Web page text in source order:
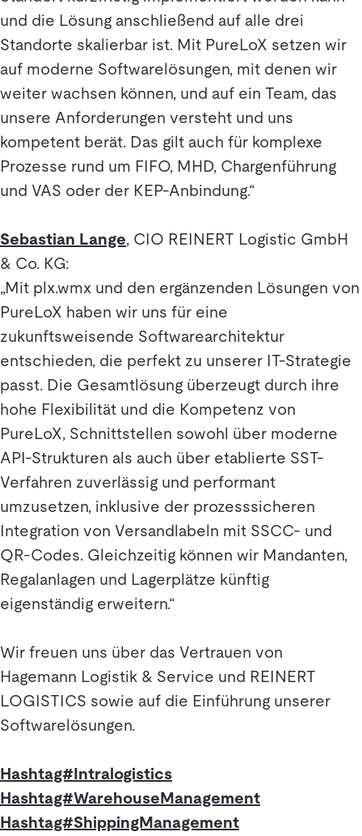
und die Lösung anschließend auf alle drei
Standorte skalierbar ist. Mit PureLoX setzen wir
auf moderne Softwarelösungen, mit denen wir
weiter wachsen können, und auf ein Team, das
unsere Anforderungen versteht und uns
kompetent berät. Das gilt auch für komplexe
Prozesse rund um FIFO, MHD, Chargenführung
und VAS oder der KEP-Anbindung.“
Sebastian Lange, CIO REINERT Logistic GmbH
& Co. KG:
„Mit plx.wmx und den ergänzenden Lösungen von
PureLoX haben wir uns für eine
zukunftsweisende Softwarearchitektur
entschieden, die perfekt zu unserer IT-Strategie
passt. Die Gesamtlösung überzeugt durch ihre
hohe Flexibilität und die Kompetenz von
PureLoX, Schnittstellen sowohl über moderne
API-Strukturen als auch über etablierte SST-
Verfahren zuverlässig und performant
umzusetzen, inklusive der prozesssicheren
Integration von Versandlabeln mit SSCC- und
QR-Codes. Gleichzeitig können wir Mandanten,
Regalanlagen und Lagerplätze künftig
eigenständig erweitern.“
Wir freuen uns über das Vertrauen von
Hagemann Logistik & Service und REINERT
LOGISTICS sowie auf die Einführung unserer
Softwarelösungen.
Hashtag#Intralogistics
Hashtag#WarehouseManagement
Hashtag#ShippingManagement